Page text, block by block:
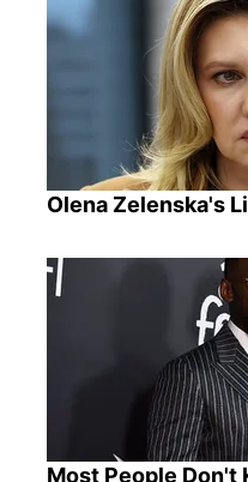
Olena Zelenska's
Most People Don't